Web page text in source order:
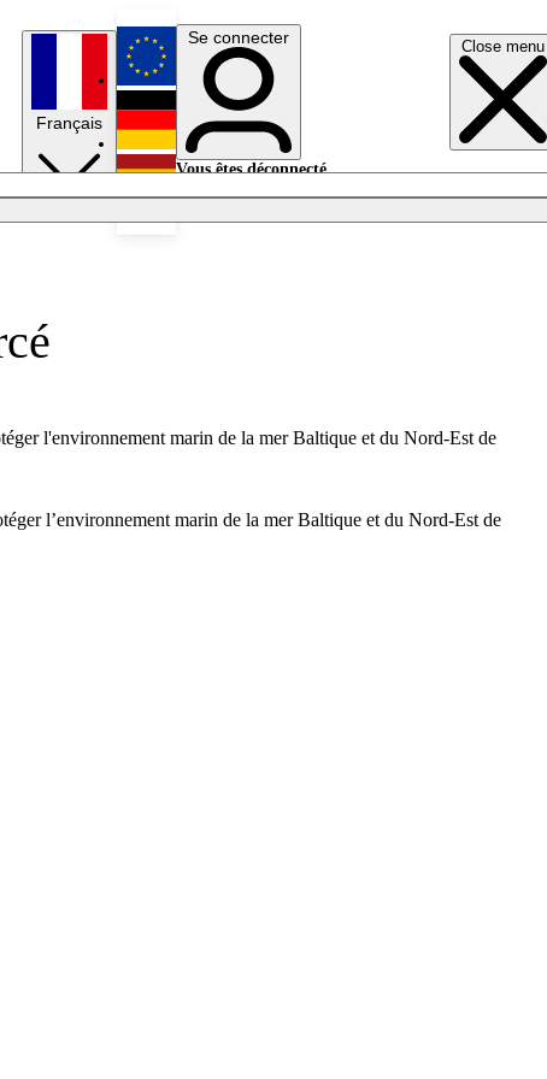
Close menu
Français
English
Deutsch
Se connecter
Vous êtes déconnecté.
l'environnement marin de la mer Baltique et du Nord-Est de
l’environnement marin de la mer Baltique et du Nord-Est de